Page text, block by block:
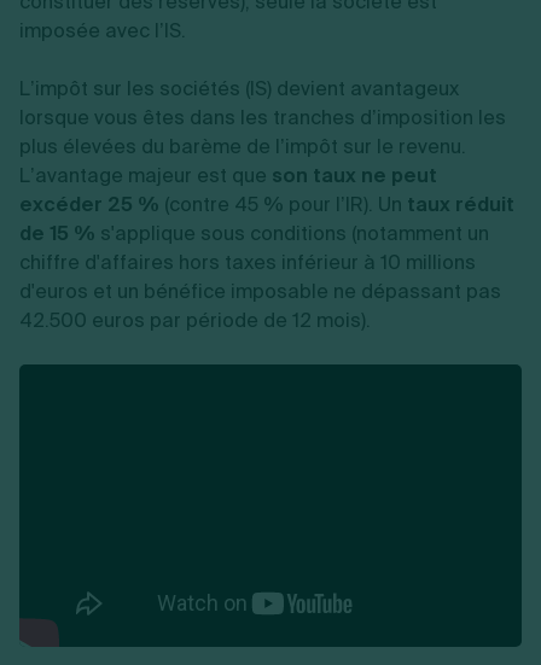
imposée avec l’IS.
L’impôt sur les sociétés (IS) devient avantageux
lorsque vous êtes dans les tranches d’imposition les
plus élevées du barème de l’impôt sur le revenu.
L’avantage majeur est que son taux ne peut
excéder 25 % (contre 45 % pour l’IR). Un taux réduit
de 15 % s'applique sous conditions (notamment un
chiffre d'affaires hors taxes inférieur à 10 millions
d'euros et un bénéfice imposable ne dépassant pas
42.500 euros par période de 12 mois).